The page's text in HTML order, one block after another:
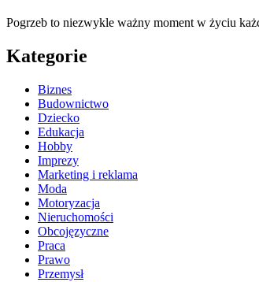
Pogrzeb to niezwykle ważny moment w życiu
Kategorie
Biznes
Budownictwo
Dziecko
Edukacja
Hobby
Imprezy
Marketing i reklama
Moda
Motoryzacja
Nieruchomości
Obcojęzyczne
Praca
Prawo
Przemysł